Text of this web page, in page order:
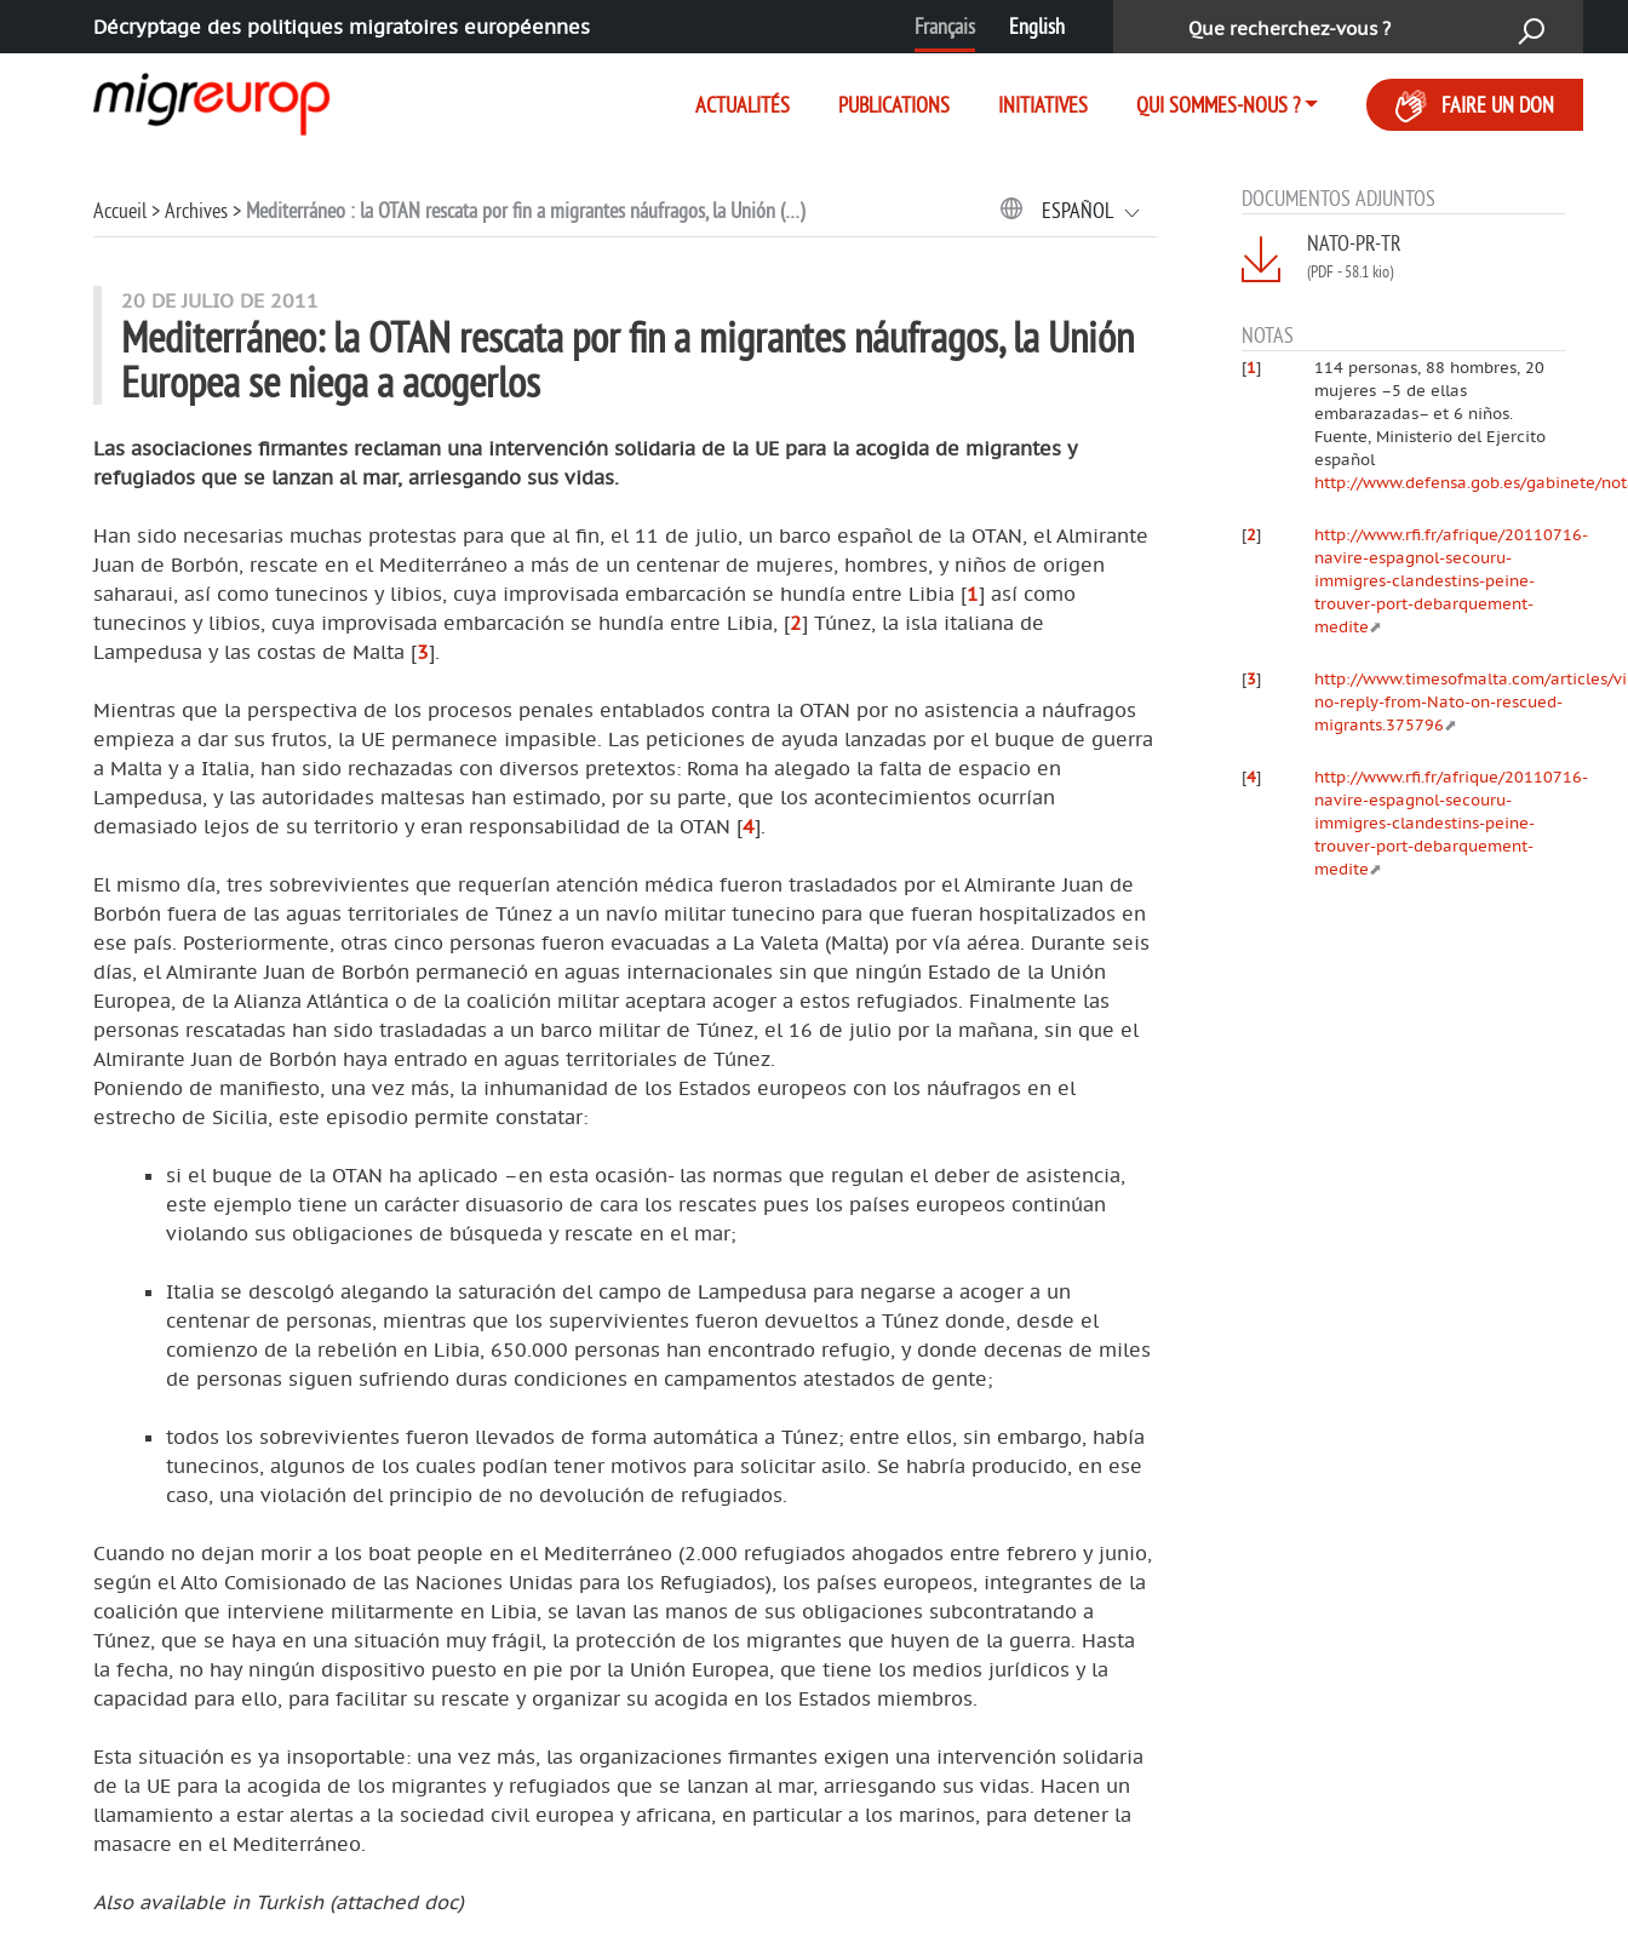
Aller à la navigation
Aller au contenu
Français English
Décryptage des politiques migratoires européennes
ACTUALITÉS PUBLICATIONS INITIATIVES QUI SOMMES-NOUS ? FAIRE UN DON
Rechercher :
Accueil Archives Mediterráneo : la OTAN rescata por fin a migrantes náufragos, la Unión (…) ESPAÑOL
20 DE JULIO DE 2011
Mediterráneo: la OTAN rescata por fin a migrantes náufragos, la Unión
Europea se niega a acogerlos
Las asociaciones firmantes reclaman una intervención solidaria de la UE para la acogida de migrantes y
refugiados que se lanzan al mar, arriesgando sus vidas.
Han sido necesarias muchas protestas para que al fin, el 11 de julio, un barco español de la OTAN, el Almirante
Juan de Borbón, rescate en el Mediterráneo a más de un centenar de mujeres, hombres, y niños de origen
saharaui, así como tunecinos y libios, cuya improvisada embarcación se hundía entre Libia [1] así como
tunecinos y libios, cuya improvisada embarcación se hundía entre Libia, [2] Túnez, la isla italiana de
Lampedusa y las costas de Malta [3].
Mientras que la perspectiva de los procesos penales entablados contra la OTAN por no asistencia a náufragos
empieza a dar sus frutos, la UE permanece impasible. Las peticiones de ayuda lanzadas por el buque de guerra
a Malta y a Italia, han sido rechazadas con diversos pretextos: Roma ha alegado la falta de espacio en
Lampedusa, y las autoridades maltesas han estimado, por su parte, que los acontecimientos ocurrían
demasiado lejos de su territorio y eran responsabilidad de la OTAN [4].
El mismo día, tres sobrevivientes que requerían atención médica fueron trasladados por el Almirante Juan de
Borbón fuera de las aguas territoriales de Túnez a un navío militar tunecino para que fueran hospitalizados en
ese país. Posteriormente, otras cinco personas fueron evacuadas a La Valeta (Malta) por vía aérea. Durante seis
días, el Almirante Juan de Borbón permaneció en aguas internacionales sin que ningún Estado de la Unión
Europea, de la Alianza Atlántica o de la coalición militar aceptara acoger a estos refugiados. Finalmente las
personas rescatadas han sido trasladadas a un barco militar de Túnez, el 16 de julio por la mañana, sin que el
Almirante Juan de Borbón haya entrado en aguas territoriales de Túnez.
Poniendo de manifiesto, una vez más, la inhumanidad de los Estados europeos con los náufragos en el
estrecho de Sicilia, este episodio permite constatar:
si el buque de la OTAN ha aplicado –en esta ocasión- las normas que regulan el deber de asistencia,
este ejemplo tiene un carácter disuasorio de cara los rescates pues los países europeos continúan
violando sus obligaciones de búsqueda y rescate en el mar;
Italia se descolgó alegando la saturación del campo de Lampedusa para negarse a acoger a un
centenar de personas, mientras que los supervivientes fueron devueltos a Túnez donde, desde el
comienzo de la rebelión en Libia, 650.000 personas han encontrado refugio, y donde decenas de miles
de personas siguen sufriendo duras condiciones en campamentos atestados de gente;
todos los sobrevivientes fueron llevados de forma automática a Túnez; entre ellos, sin embargo, había
tunecinos, algunos de los cuales podían tener motivos para solicitar asilo. Se habría producido, en ese
caso, una violación del principio de no devolución de refugiados.
Cuando no dejan morir a los boat people en el Mediterráneo (2.000 refugiados ahogados entre febrero y junio,
según el Alto Comisionado de las Naciones Unidas para los Refugiados), los países europeos, integrantes de la
coalición que interviene militarmente en Libia, se lavan las manos de sus obligaciones subcontratando a
Túnez, que se haya en una situación muy frágil, la protección de los migrantes que huyen de la guerra. Hasta
la fecha, no hay ningún dispositivo puesto en pie por la Unión Europea, que tiene los medios jurídicos y la
capacidad para ello, para facilitar su rescate y organizar su acogida en los Estados miembros.
Esta situación es ya insoportable: una vez más, las organizaciones firmantes exigen una intervención solidaria
de la UE para la acogida de los migrantes y refugiados que se lanzan al mar, arriesgando sus vidas. Hacen un
llamamiento a estar alertas a la sociedad civil europea y africana, en particular a los marinos, para detener la
masacre en el Mediterráneo.
Also available in Turkish (attached doc)
DOCUMENTOS ADJUNTOS
NATO-PR-TR
(PDF-58.1 kio)
NOTAS
[1]
114 personas, 88 hombres, 20
mujeres –5 de ellas
embarazadas– et 6 niños.
Fuente, Ministerio del Ejercito
español
http://www.defensa.gob.es/gabinete/
[2]
http://www.rfi.fr/afrique/20110716-
navire-espagnol-secouru-
immigres-clandestins-peine-
trouver-port-debarquement-
medite
[3]
http://www.timesofmalta.com/articles/
no-reply-from-Nato-on-rescued-
migrants.375796
[4]
http://www.rfi.fr/afrique/20110716-
navire-espagnol-secouru-
immigres-clandestins-peine-
trouver-port-debarquement-
medite